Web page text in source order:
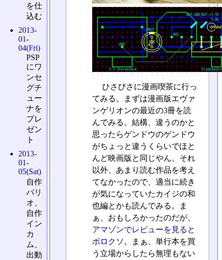
ひさびさに漫画喫茶に行っ
てみる。まずは漫画版エヴァ
ンゲリオンの最近の3冊を読
んでみる。結構、違うのかと
思ったらゲンドウのゲンドウ
がちょっと違うくらいでほと
んど映画版と同じやん。それ
以外、あまり読む作品を考え
てなかったので、適当に続き
が気になっていたカイジの和
也編とかも読んでみる。ま
ぁ、おもしろかったのだが、
アマゾンでレビューを見ると
ボロクソ 。まぁ、単行本を買
う立場からしたら無理もない
を仕
込む
2013-
01-
04(Fri)
PSP
にワ
ンセ
グチ
ュー
ナを
プレ
ゼン
ト
2013-
01-
05(Sat)
自作
バリ
オ、
自作
イン
カ
ム、
出動